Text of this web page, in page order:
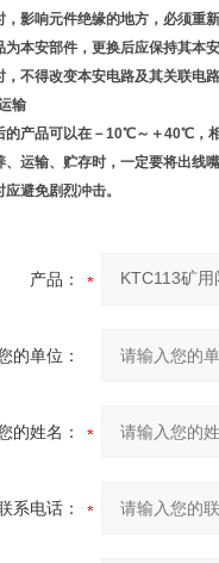
，影响元件绝缘的地方，必须重
为本安部件，更换后应保持其本
，不得改变本安电路及其关联电
输
的产品可以在－10℃～＋40℃，
、运输、贮存时，一定要将出线
应避免剧烈冲击。
产品：
的单位：
的姓名：
系电话：